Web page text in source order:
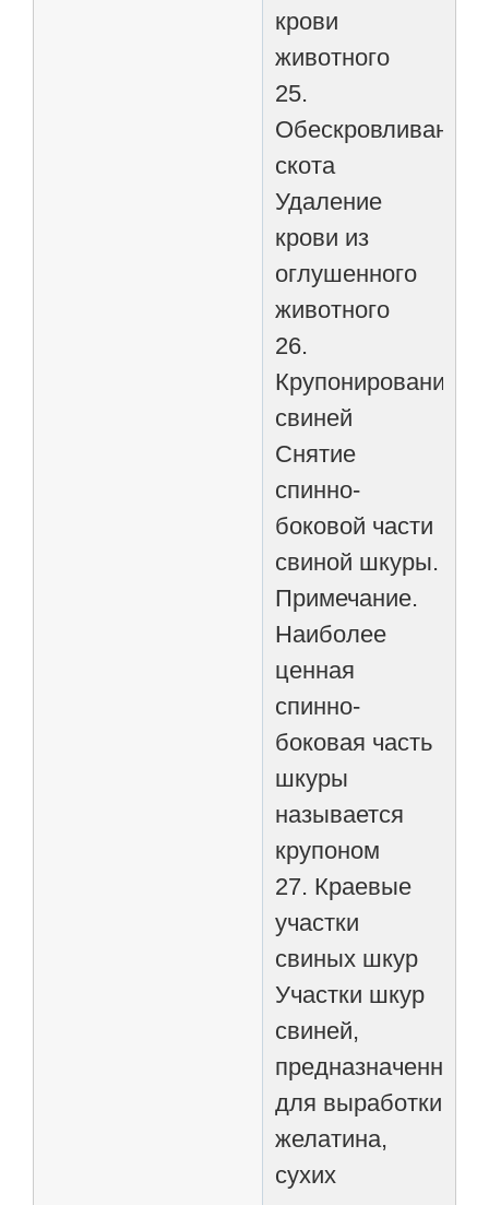
крови
животного
25.
Обескровливание
скота
Удаление
крови из
оглушенного
животного
26.
Крупонирование
свиней
Снятие
спинно-
боковой части
свиной шкуры.
Примечание.
Наиболее
ценная
спинно-
боковая часть
шкуры
называется
крупоном
27. Краевые
участки
свиных шкур
Участки шкур
свиней,
предназначенные
для выработки
желатина,
сухих